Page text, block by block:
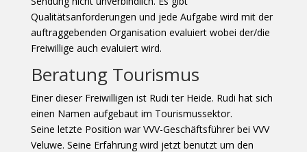
Qualitätsanforderungen und jede Aufgabe wird mit der
auftraggebenden Organisation evaluiert wobei der/die
Freiwillige auch evaluiert wird.
Beratung Tourismus
Einer dieser Freiwilligen ist Rudi ter Heide. Rudi hat sich
einen Namen aufgebaut im Tourismussektor.
Seine letzte Position war VVV-Geschäftsführer bei VVV
Veluwe. Seine Erfahrung wird jetzt benutzt um den